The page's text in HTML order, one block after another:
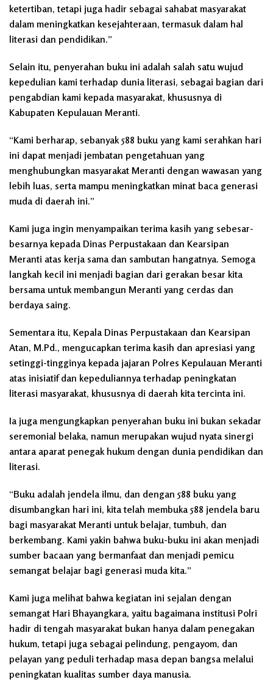
ketertiban, tetapi juga hadir sebagai sahabat masyarakat
dalam meningkatkan kesejahteraan, termasuk dalam hal
literasi dan pendidikan.”
Selain itu, penyerahan buku ini adalah salah satu wujud
kepedulian kami terhadap dunia literasi, sebagai bagian dari
pengabdian kami kepada masyarakat, khususnya di
Kabupaten Kepulauan Meranti.
“Kami berharap, sebanyak 588 buku yang kami serahkan hari
ini dapat menjadi jembatan pengetahuan yang
menghubungkan masyarakat Meranti dengan wawasan yang
lebih luas, serta mampu meningkatkan minat baca generasi
muda di daerah ini.”
Kami juga ingin menyampaikan terima kasih yang sebesar-
besarnya kepada Dinas Perpustakaan dan Kearsipan
Meranti atas kerja sama dan sambutan hangatnya. Semoga
langkah kecil ini menjadi bagian dari gerakan besar kita
bersama untuk membangun Meranti yang cerdas dan
berdaya saing.
Sementara itu, Kepala Dinas Perpustakaan dan Kearsipan
Atan, M.Pd., mengucapkan terima kasih dan apresiasi yang
setinggi-tingginya kepada jajaran Polres Kepulauan Meranti
atas inisiatif dan kepeduliannya terhadap peningkatan
literasi masyarakat, khususnya di daerah kita tercinta ini.
Ia juga mengungkapkan penyerahan buku ini bukan sekadar
seremonial belaka, namun merupakan wujud nyata sinergi
antara aparat penegak hukum dengan dunia pendidikan dan
literasi.
“Buku adalah jendela ilmu, dan dengan 588 buku yang
disumbangkan hari ini, kita telah membuka 588 jendela baru
bagi masyarakat Meranti untuk belajar, tumbuh, dan
berkembang. Kami yakin bahwa buku-buku ini akan menjadi
sumber bacaan yang bermanfaat dan menjadi pemicu
semangat belajar bagi generasi muda kita.”
Kami juga melihat bahwa kegiatan ini sejalan dengan
semangat Hari Bhayangkara, yaitu bagaimana institusi Polri
hadir di tengah masyarakat bukan hanya dalam penegakan
hukum, tetapi juga sebagai pelindung, pengayom, dan
pelayan yang peduli terhadap masa depan bangsa melalui
peningkatan kualitas sumber daya manusia.